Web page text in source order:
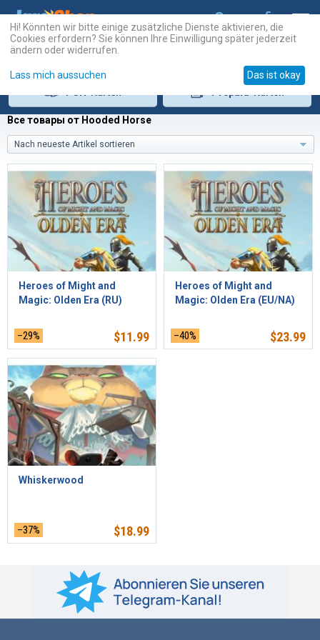
Все товары от Hooded Horse
Nach neueste Artikel sortieren
Heroes of Might and
Magic: Olden Era (RU)
–29% $11.99
Heroes of Might and
Magic: Olden Era (EU/NA)
–40% $23.99
Whiskerwood
–37% $18.99
Hi! Könnten wir bitte einige zusätzliche Dienste aktivieren, die
Cookies erfordern? Sie können Ihre Einwilligung später jederzeit
ändern oder widerrufen.
Lass mich aussuchen Das ist okay